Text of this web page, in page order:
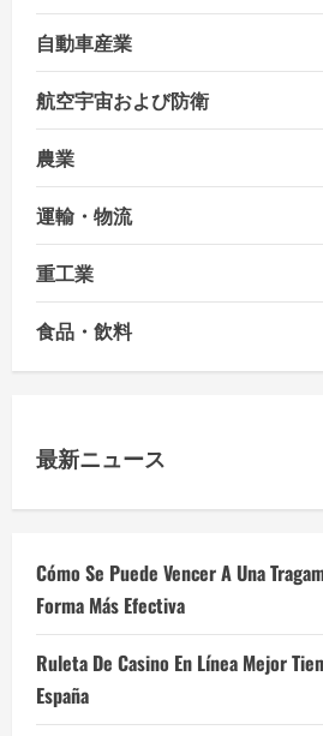
自動車産業
航空宇宙および防衛
農業
運輸・物流
重工業
食品・飲料
最新ニュース
Cómo Se Puede Vencer A Una
Forma Más Efectiva
Ruleta De Casino En Línea Mejor
España